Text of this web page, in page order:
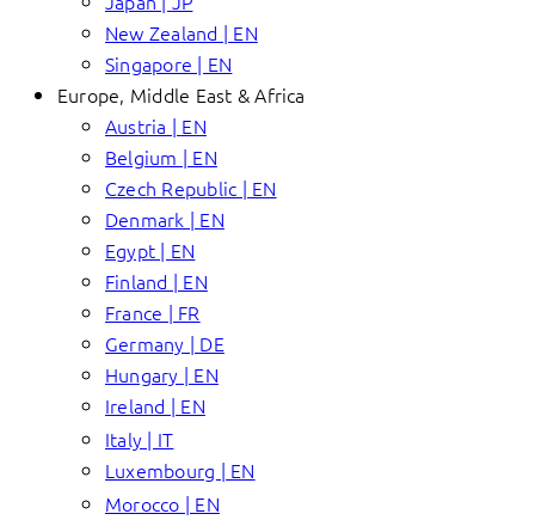
New Zealand | EN
Singapore | EN
Europe, Middle East & Africa
Austria | EN
Belgium | EN
Czech Republic | EN
Denmark | EN
Egypt | EN
Finland | EN
France | FR
Germany | DE
Hungary | EN
Ireland | EN
Italy | IT
Luxembourg | EN
Morocco | EN